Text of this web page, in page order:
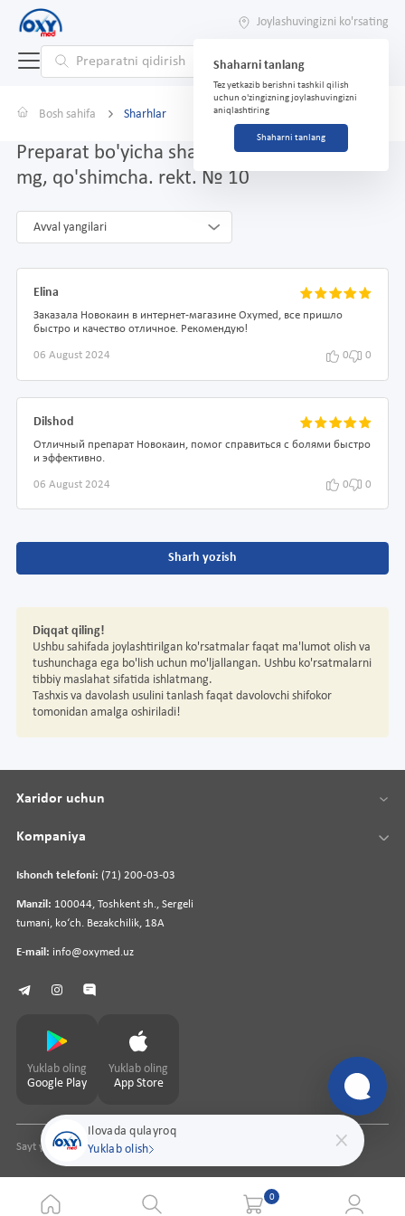
Joylashuvingizni ko'rsating
Shaharni tanlang
Tez yetkazib berishni tashkil qilish
uchun o'zingizning joylashuvingizni
aniqlashtiring
Shaharni tanlang
Bosh sahifa Sharhlar
Preparat bo'yicha sharhlar Novokain, 100
mg, qo'shimcha. rekt. № 10
Avval yangilari
Elina
Заказала Новокаин в интернет-магазине Oxymed, все пришло
быстро и качество отличное. Рекомендую!
06 August 2024 0 0
Dilshod
Отличный препарат Новокаин, помог справиться с болями быстро
и эффективно.
06 August 2024 0 0
Sharh yozish
Diqqat qiling!
Ushbu sahifada joylashtirilgan ko'rsatmalar faqat ma'lumot olish va
tushunchaga ega bo'lish uchun mo'ljallangan. Ushbu ko'rsatmalarni
tibbiy maslahat sifatida ishlatmang.
Tashxis va davolash usulini tanlash faqat davolovchi shifokor
tomonidan amalga oshiriladi!
Ilovada qulayroq
Yuklab olish
Ishonch telefoni: (71) 200-03-03
Manzil: 100044, Toshkent sh., Sergeli
tumani, koʻch. Bezakchilik, 18A
E-mail: info@oxymed.uz
Xaridor uchun
Kompaniya
Yuklab oling
Google Play
Yuklab oling
App Store
Sayt yaratuvchipharmit.uz
0